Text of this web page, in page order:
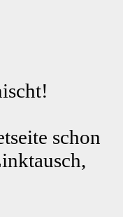
schon